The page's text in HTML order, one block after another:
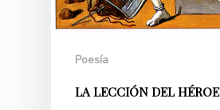
Poesía
LA LECCIÓN DEL HÉROE